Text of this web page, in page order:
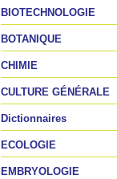
BIOTECHNOLOGIE
BOTANIQUE
CHIMIE
CULTURE GÉNÉRALE
Dictionnaires
ECOLOGIE
EMBRYOLOGIE